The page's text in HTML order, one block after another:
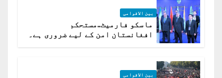
بین الاقوامی
ماسکو فارمیٹ..مستحکم
افغانستان امن کے لیے ضروری ہے۔
بین الاقوامی